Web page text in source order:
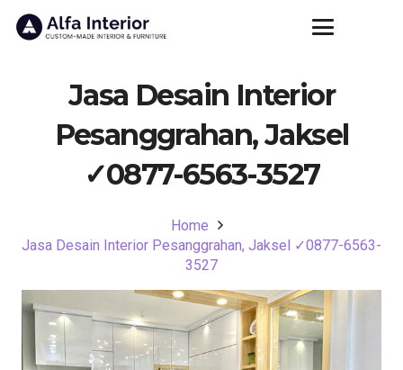
Jasa Desain Interior
Pesanggrahan, Jaksel
✓0877-6563-3527
Home
Jasa Desain Interior Pesanggrahan, Jaksel ✓0877-6563-
3527